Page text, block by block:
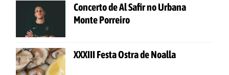
Concerto de Al Safir no Urbana
Monte Porreiro
XXXIII Festa Ostra de Noalla